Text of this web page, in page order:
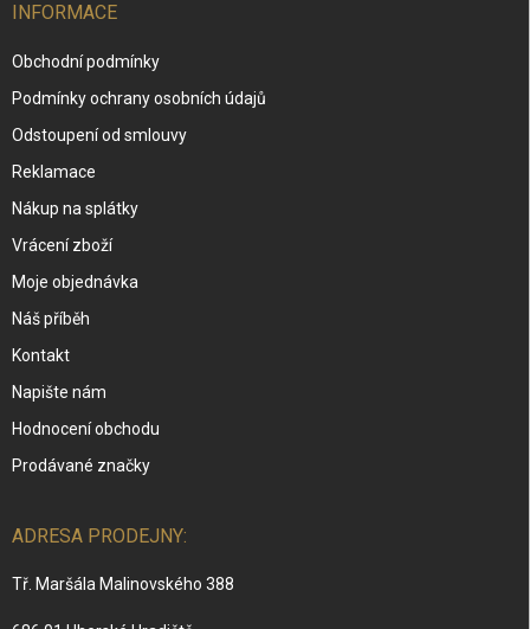
INFORMACE
Obchodní podmínky
Podmínky ochrany osobních údajů
Odstoupení od smlouvy
Reklamace
Nákup na splátky
Vrácení zboží
Moje objednávka
Náš příběh
Kontakt
Napište nám
Hodnocení obchodu
Prodávané značky
ADRESA PRODEJNY:
Tř. Maršála Malinovského 388